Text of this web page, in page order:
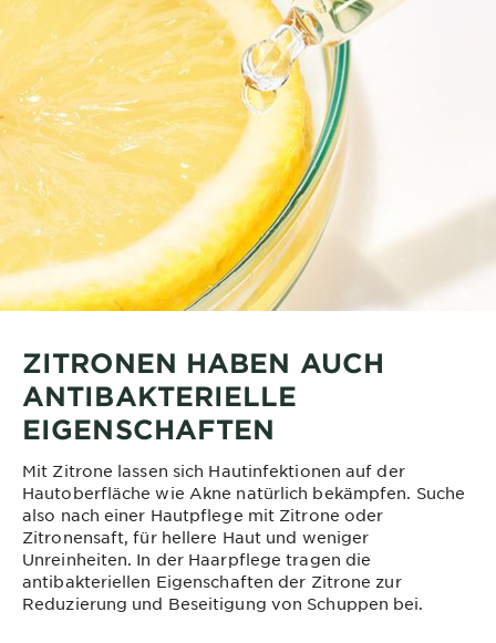
ZITRONEN HABEN AUCH
ANTIBAKTERIELLE
EIGENSCHAFTEN
Mit Zitrone lassen sich Hautinfektionen auf der
Hautoberfläche wie Akne natürlich bekämpfen. Suche
also nach einer Hautpflege mit Zitrone oder
Zitronensaft, für hellere Haut und weniger
Unreinheiten. In der Haarpflege tragen die
antibakteriellen Eigenschaften der Zitrone zur
Reduzierung und Beseitigung von Schuppen bei.